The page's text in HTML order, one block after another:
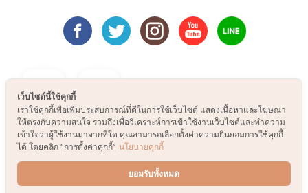
เว็บไซต์นี้ใช้คุกกี้
เราใช้คุกกี้เพื่อเพิ่มประสบการณ์ที่ดีในการใช้เว็บไซต์ แสดงเนื้อหาและโฆษณา
ให้ตรงกับความสนใจ รวมถึงเพื่อวิเคราะห์การเข้าใช้งานเว็บไซต์และทำความ
เข้าใจว่าผู้ใช้งานมาจากที่ใด คุณสามารถเลือกตั้งค่าความยินยอมการใช้คุกกี้
ได้ โดยคลิก “การตั้งค่าคุกกี้” นโยบายคุกกี้
ยอมรับทั้งหมด